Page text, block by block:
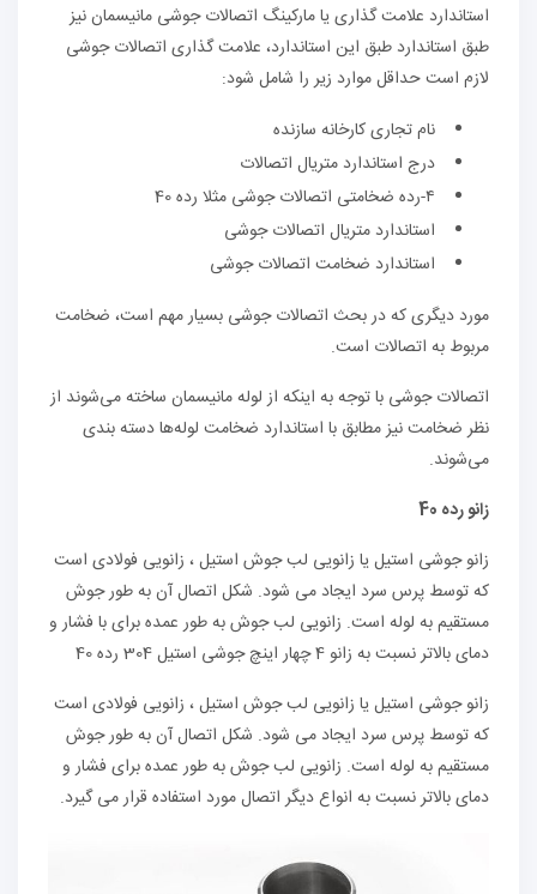
استاندارد علامت گذاری یا مارکینگ اتصالات جوشی مانیسمان نیز
طبق استاندارد طبق این استاندارد، علامت گذاری اتصالات جوشی
لازم است حداقل موارد زیر را شامل شود:
نام تجاری کارخانه سازنده
درج استاندارد متریال اتصالات
۴-رده ضخامتی اتصالات جوشی مثلا رده 40
استاندارد متریال اتصالات جوشی
استاندارد ضخامت اتصالات جوشی
مورد دیگری که در بحث اتصالات جوشی بسیار مهم است، ضخامت
مربوط به اتصالات است.
اتصالات جوشی با توجه به اینکه از لوله مانیسمان ساخته می‌شوند از
نظر ضخامت نیز مطابق با استاندارد ضخامت لوله‌ها دسته بندی
می‌شوند.
زانو رده 40
زانو جوشی استیل یا زانویی لب جوش استیل ، زانویی فولادی است
که توسط پرس سرد ایجاد می شود. شکل اتصال آن به طور جوش
مستقیم به لوله است. زانویی لب جوش به طور عمده برای با فشار و
دمای بالاتر نسبت به زانو 4 چهار اینچ جوشی استیل 304 رده 40
زانو جوشی استیل یا زانویی لب جوش استیل ، زانویی فولادی است
که توسط پرس سرد ایجاد می شود. شکل اتصال آن به طور جوش
مستقیم به لوله است. زانویی لب جوش به طور عمده برای فشار و
دمای بالاتر نسبت به انواع دیگر اتصال مورد استفاده قرار می گیرد.